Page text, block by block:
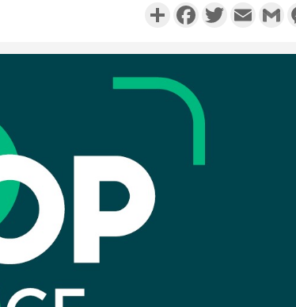
PartagerFacebookTwitterEmail
Côte d'Ivoire :
Commandant
Djahan Norbert,